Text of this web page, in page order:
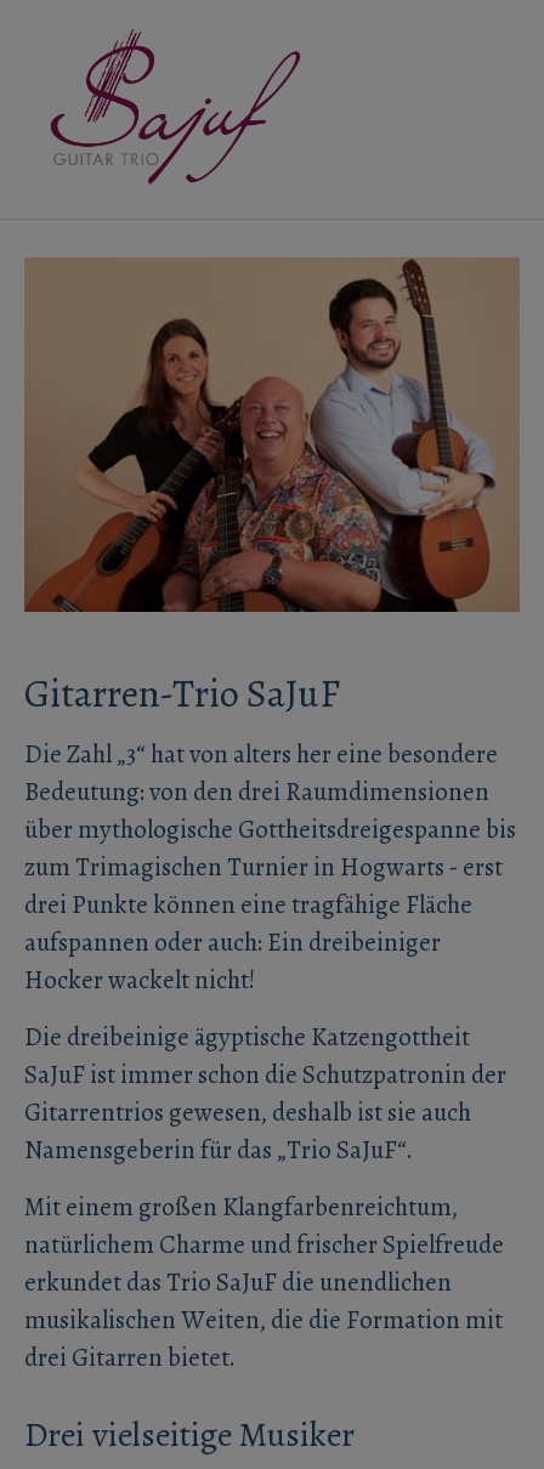
Gitarren-Trio SaJuF
Die Zahl „3“ hat von alters her eine besondere
Bedeutung: von den drei Raumdimensionen
über mythologische Gottheitsdreigespanne bis
zum Trimagischen Turnier in Hogwarts - erst
drei Punkte können eine tragfähige Fläche
aufspannen oder auch: Ein dreibeiniger
Hocker wackelt nicht!
Die dreibeinige ägyptische Katzengottheit
SaJuF ist immer schon die Schutzpatronin der
Gitarrentrios gewesen, deshalb ist sie auch
Namensgeberin für das „Trio SaJuF“.
Mit einem großen Klangfarbenreichtum,
natürlichem Charme und frischer Spielfreude
erkundet das Trio SaJuF die unendlichen
musikalischen Weiten, die die Formation mit
drei Gitarren bietet.
Drei vielseitige Musiker